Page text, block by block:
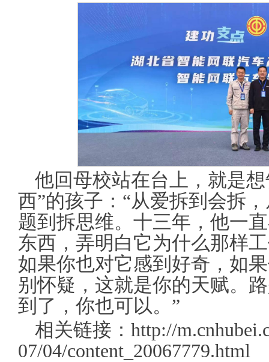
他回母校站在台上，就是
西”的孩子：“从爱拆到会拆
题到拆思维。十三年，他一
东西，弄明白它为什么那样
如果你也对它感到好奇，如
别怀疑，这就是你的天赋。
到了，你也可以。”
相关链接：http://
07/04/content_20067779.html